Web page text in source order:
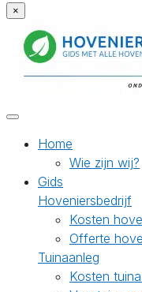
×
Home
Wie zijn wij?
Gids
Hoveniersbedrijf
Kosten
Offerte
Tuinaanleg
Kosten